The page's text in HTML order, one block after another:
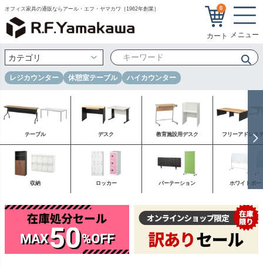
オフィス家具の通販ならアール・エフ・ヤマカワ［1962年創業］ 0
レジカウンター 休憩室テーブル ハイカウンター
テーブル デスク 教育施設用デスク フリーアドレス
収納 ロッカー パーテーション ホワイトボー